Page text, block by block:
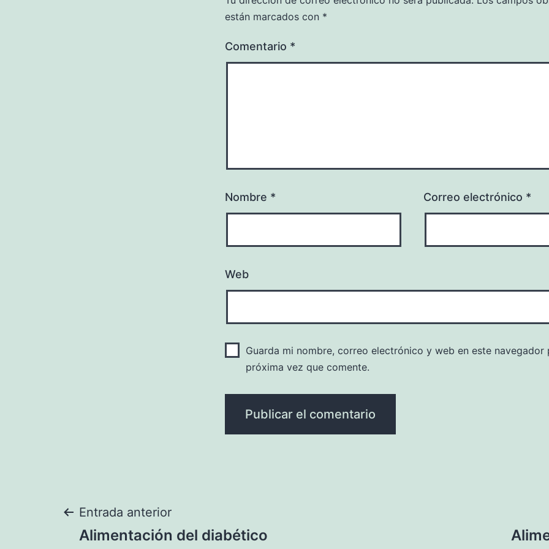
están marcados con *
Comentario *
Nombre * Correo electrónico *
Web
Guarda mi nombre, correo electrónico y web en este navegador
próxima vez que comente.
Navegación
Entrada anterior
Alimentación del diabético